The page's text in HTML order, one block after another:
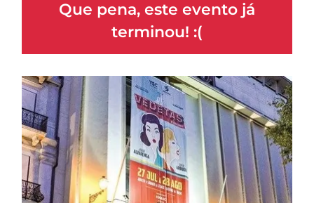
Que pena, este evento já
terminou! :(